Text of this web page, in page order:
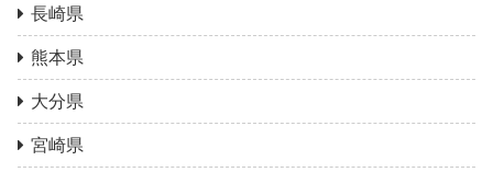
長崎県
熊本県
大分県
宮崎県